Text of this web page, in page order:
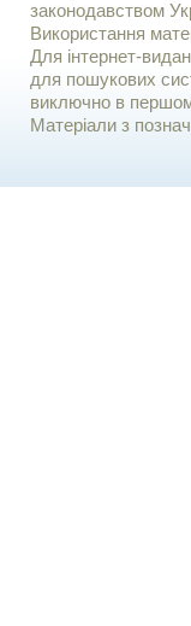
законодавством
Використання
Для iнтернет-
для пошукових
виключно в
Матеріали з